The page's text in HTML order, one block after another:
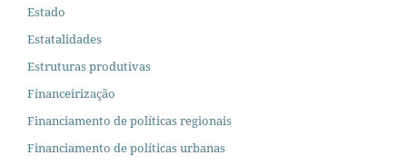
Estado
Estatalidades
Estruturas produtivas
Financeirização
Financiamento de políticas regionais
Financiamento de políticas urbanas